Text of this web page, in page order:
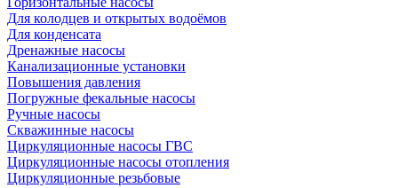
Для колодцев и открытых водоёмов
Для конденсата
Дренажные насосы
Канализационные установки
Повышения давления
Погружные фекальные насосы
Ручные насосы
Скважинные насосы
Циркуляционные насосы ГВС
Циркуляционные насосы отопления
Циркуляционные резьбовые